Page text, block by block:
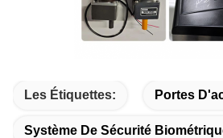
Les Étiquettes: Portes
Système De Sécurité